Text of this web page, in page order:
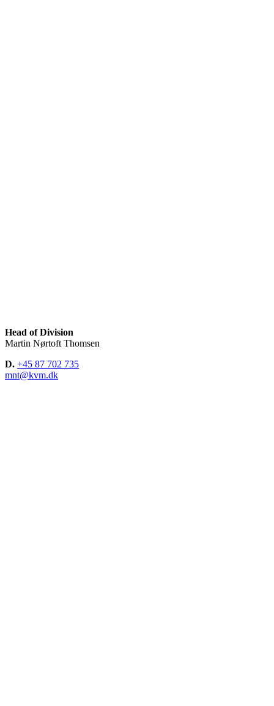
Head of Division
Martin Nørtoft Thomsen
D. +45 87 702 735
mnt@kvm.dk